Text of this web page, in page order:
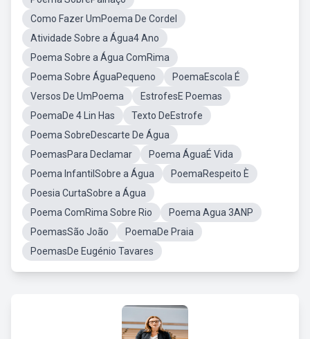
Como Fazer UmPoema De Cordel
Atividade Sobre a Água4 Ano
Poema Sobre a Água ComRima
Poema Sobre ÁguaPequeno
PoemaEscola É
Versos De UmPoema
EstrofesE Poemas
PoemaDe 4 Lin Has
Texto DeEstrofe
Poema SobreDescarte De Água
PoemasPara Declamar
Poema ÁguaÉ Vida
Poema InfantilSobre a Água
PoemaRespeito È
Poesia CurtaSobre a Água
Poema ComRima Sobre Rio
Poema Agua 3ANP
PoemasSão João
PoemaDe Praia
PoemasDe Eugénio Tavares